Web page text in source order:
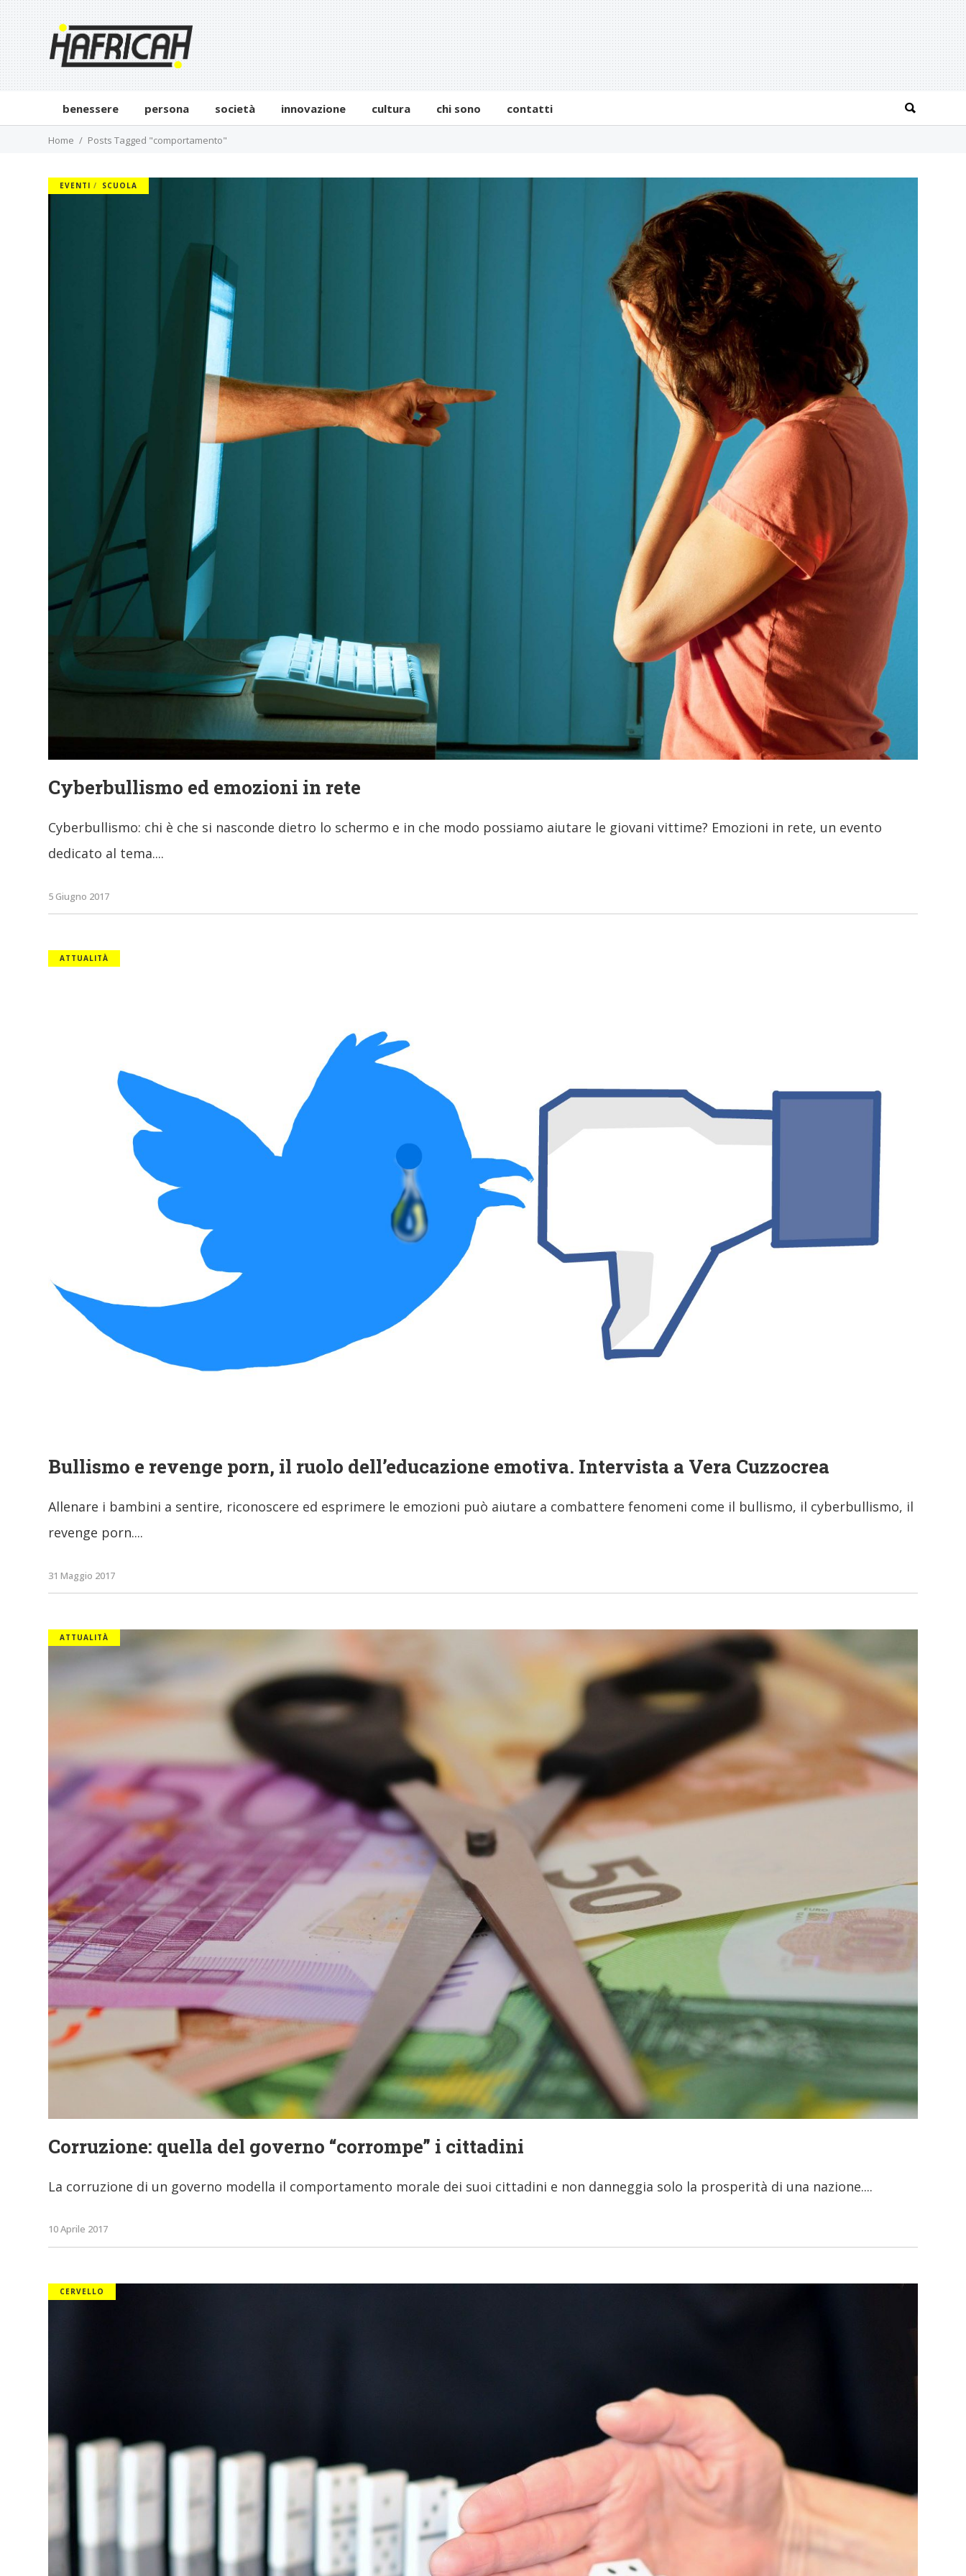
benessere persona società innovazione cultura chi sono contatti
Home Posts Tagged "comportamento"
EVENTI SCUOLA
Cyberbullismo ed emozioni in rete
Cyberbullismo: chi è che si nasconde dietro lo schermo e in che modo possiamo aiutare le giovani vittime? Emozioni in rete, un evento
dedicato al tema.
5 Giugno 2017
ATTUALITÀ
Bullismo e revenge porn, il ruolo dell’educazione emotiva. Intervista a Vera Cuzzocrea
Allenare i bambini a sentire, riconoscere ed esprimere le emozioni può aiutare a combattere fenomeni come il bullismo, il cyberbullismo, il
revenge porn.
31 Maggio 2017
ATTUALITÀ
Corruzione: quella del governo “corrompe” i cittadini
La corruzione di un governo modella il comportamento morale dei suoi cittadini e non danneggia solo la prosperità di una nazione.
10 Aprile 2017
CERVELLO